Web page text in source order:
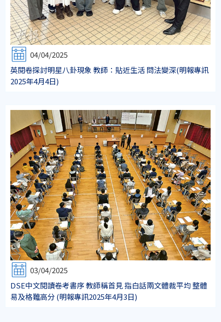
04/04/2025
英閱卷探討明星八卦現象 教師：貼近生活 問法變深(明報專訊
2025年4月4日)
03/04/2025
DSE中文閱讀卷考書序 教師稱首見 指白話兩文體裁平均 整體
易及格難高分 (明報專訊2025年4月3日)